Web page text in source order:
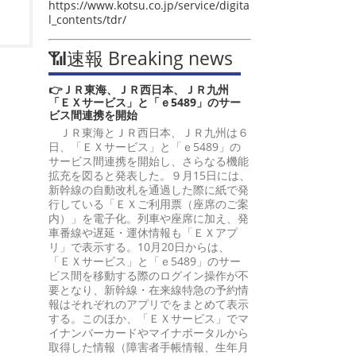
https://www.kotsu.co.jp/service/digita
l_contents/tdr/
📶速報 Breaking news
👉ＪＲ東海、ＪＲ西日本、ＪＲ九州
「ＥＸサービス」と「ｅ5489」のサー
ビス間連携を開始
ＪＲ東海とＪＲ西日本、ＪＲ九州は６
日、「ＥＸサービス」と「ｅ5489」の
サービス間連携を開始し、さらなる機能
拡充を図ると発表した。９月15日には、
新幹線の自動改札を通過した際に紙で発
行している「ＥＸご利用票（座席のご案
内）」を電子化。列車や座席に加え、発
車番線や遅延・運休情報も「ＥＸアプ
リ」で表示する。10月20日からは、
「ＥＸサービス」と「ｅ5489」のサー
ビス間を移動する際のログイン操作が不
要となり、新幹線・在来線特急の予約情
報はそれぞれのアプリでをまとめて表示
する。このほか、「ＥＸサービス」でマ
イナンバーカードやマイナポータルから
取得した情報（障害者手帳情報、生年月